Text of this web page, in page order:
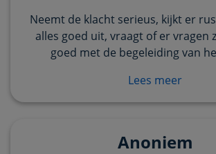
Neemt de klacht serieus, kijkt er
alles goed uit, vraagt of er vragen
goed met de begeleiding van
Lees meer
Anoniem